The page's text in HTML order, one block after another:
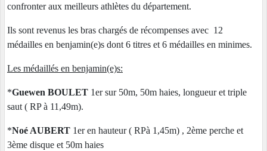
confronter aux meilleurs athlètes du département.
Ils sont revenus les bras chargés de récompenses avec 12
médailles en benjamin(e)s dont 6 titres et 6 médailles en minimes.
Les médaillés en benjamin(e)s:
*Guewen BOULET 1er sur 50m, 50m haies, longueur et triple
saut ( RP à 11,49m).
*Noé AUBERT 1er en hauteur ( RPà 1,45m) , 2ème perche et
3ème disque et 50m haies